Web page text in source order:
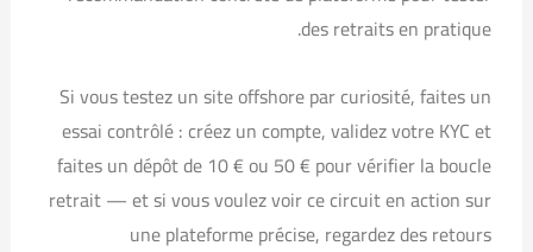
des retraits en pratique.
Si vous testez un site offshore par curiosité, faites un
essai contrôlé : créez un compte, validez votre KYC et
faites un dépôt de 10 € ou 50 € pour vérifier la boucle
retrait — et si vous voulez voir ce circuit en action sur
une plateforme précise, regardez des retours